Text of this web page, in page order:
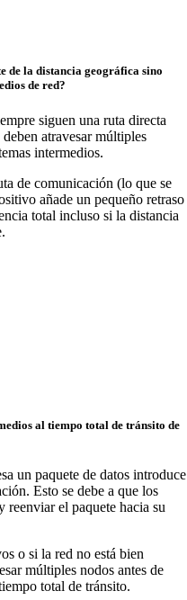
de la distancia geográfica sino
de red?
siguen una ruta directa
atravesar múltiples
intermedios.
de comunicación (lo que se
añade un pequeño retraso
total incluso si la distancia
al tiempo total de tránsito de
un paquete de datos introduce
Esto se debe a que los
reenviar el paquete hacia su
o si la red no está bien
múltiples nodos antes de
total de tránsito.